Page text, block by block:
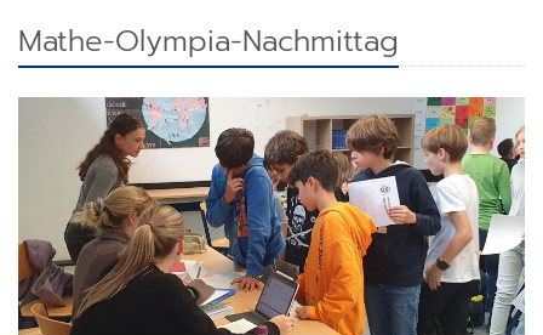
Mathe-Olympia-Nachmittag